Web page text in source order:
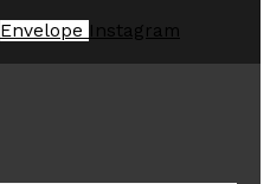
Envelope Instagram